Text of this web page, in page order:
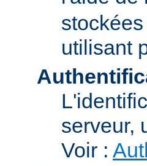
utilisant
serveur,
Voir :